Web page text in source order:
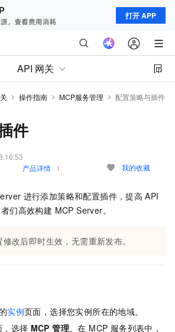
打开 APP
API 网关
操作指南 MCP服务管理 配置策略与插件
件
产品详情 我的收藏
进行添加策略和配置插件，提高 API
们高效构建 MCP Server。
改后即时生效，无需重新发布。
实例页面，选择您实例所在的地域。
选择 MCP 管理。在 MCP 服务列表中，